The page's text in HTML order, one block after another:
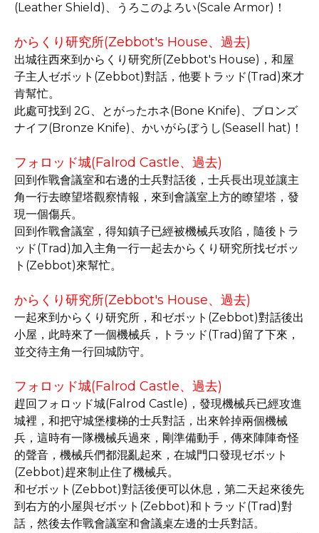
(Leather Shield)、うろこのよろい(Scale Armor)！
からくり研究所(Zebbot's House、過去)
出城往西來到からくり研究所(Zebbot's House)，和屋
子主人ゼボット(Zebbot)對話，他要トラッド(Trad)來才
肯幫忙。
此處可找到 2G、とがったホネ(Bone Knife)、ブロンズ
ナイフ(Bronze Knife)、かいがらぼうし(Seasell hat)！
フォロッド城(Falrod Castle、過去)
回到作戰會議室和右邊的士兵對話後，士兵長出現並讓主
角一行去瞭望塔觀察情報，來到會議室上方的瞭望塔，發
現一個傷兵。
回到作戰會議室，得知鎮子已經被機械兵攻陷，隨後トラ
ッド(Trad)加入主角一行一起去からくり研究所找ゼボッ
ト(Zebbot)來幫忙。
からくり研究所(Zebbot's House、過去)
一起來到からくり研究所，和ゼボット(Zebbot)對話後出
小屋，此時來了一個機械兵，トラッド(Trad)留了下來，
並交待主角一行回城防守。
フォロッド城(Falrod Castle、過去)
趕回フォロッド城(Falrod Castle)，發現機械兵已經攻進
城裡，和把守城堡樓梯的士兵對話，出來幹掉兩個機械
兵，這時有一隊機械兵過來，剛準備動手，傳來陣陣奇怪
的聲音，機械兵們都混亂起來，在城門口發現ゼボット
(Zebbot)趕來制止住了機械兵。
和ゼボット(Zebbot)對話後便可以休息，第二天起來後先
到右方的小屋與ゼボット(Zebbot)和トラッド(Trad)對
話，然後去作戰會議室和會議桌左邊的士兵對話。